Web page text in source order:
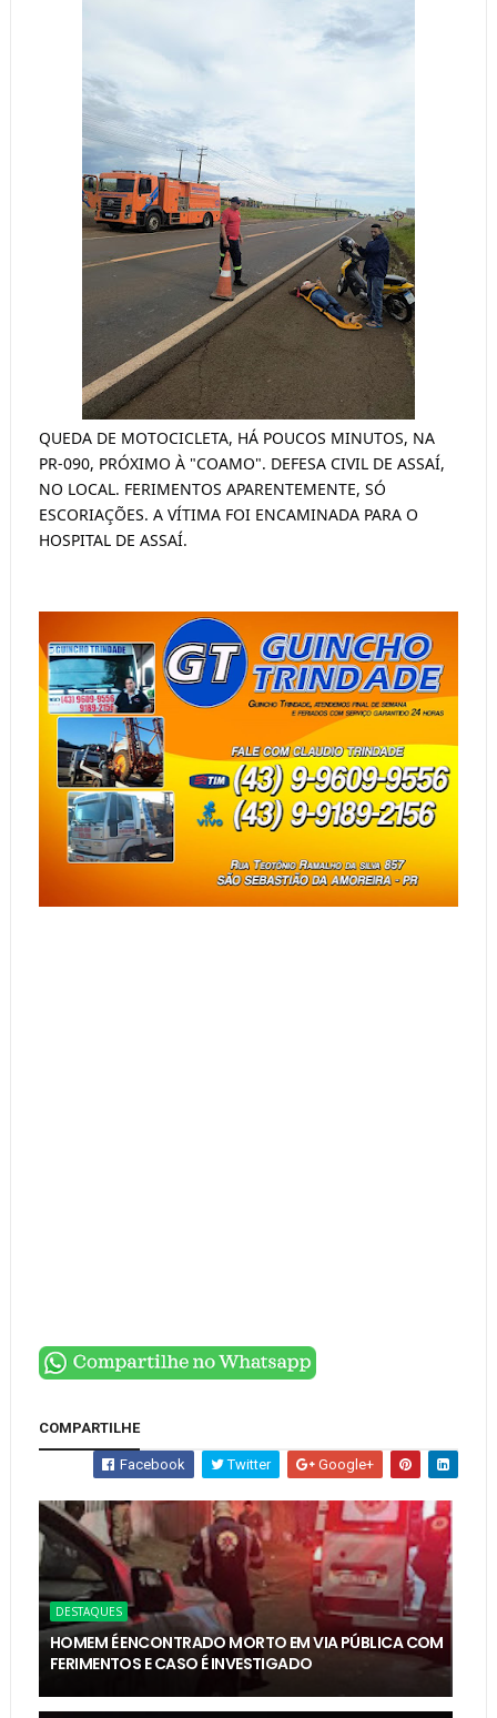
QUEDA DE MOTOCICLETA, HÁ POUCOS MINUTOS, NA
PR-090, PRÓXIMO À "COAMO". DEFESA CIVIL DE ASSAÍ,
NO LOCAL. FERIMENTOS APARENTEMENTE, SÓ
ESCORIAÇÕES. A VÍTIMA FOI ENCAMINADA PARA O
HOSPITAL DE ASSAÍ.
COMPARTILHE
Facebook Twitter Google+
DESTAQUES
HOMEM É ENCONTRADO MORTO EM VIA PÚBLICA COM
FERIMENTOS E CASO É INVESTIGADO